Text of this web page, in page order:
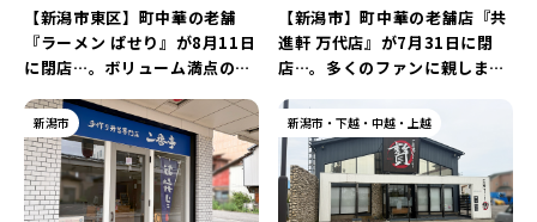
【新潟市東区】町中華の老舗
『ラーメン ぱせり』が8月11日
に閉店…。ボリューム満点の名
【新潟市】町中華の老舗店『共
進軒 万代店』が7月31日に閉
店…。多くのファンに親しまれ
新潟市 新潟市・下越・中越・上越